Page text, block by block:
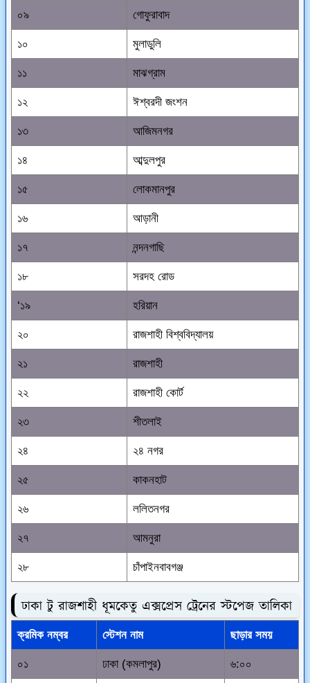
০৯ গোফুরাবাদ
১০ মুলাডুলি
১১ মাঝগ্রাম
১২ ঈশ্বরদী জংশন
১৩ আজিমনগর
১৪ আব্দুলপুর
১৫ লোকমানপুর
১৬ আড়ানী
১৭ নন্দনগাছি
১৮ সরদহ রোড
‘১৯ হরিয়ান
২০ রাজশাহী বিশ্ববিদ্যালয়
২১ রাজশাহী
২২ রাজশাহী কোর্ট
২৩ শীতলাই
২৪ ২৪ নগর
২৫ কাকনহাট
২৬ ললিতনগর
২৭ আমনুরা
২৮ চাঁপাইনবাবগঞ্জ
ঢাকা টু রাজশাহী ধূমকেতু এক্সপ্রেস ট্রেনের স্টপেজ তালিকা
ক্রমিক নম্বর স্টেশন নাম ছাড়ার সময়
০১ ঢাকা (কমলাপুর) ৬:০০